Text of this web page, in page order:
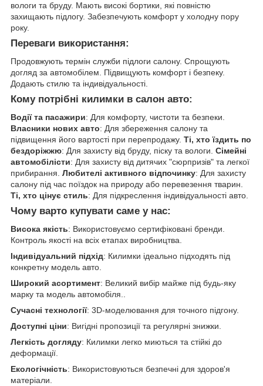
вологи та бруду. Мають високі бортики, які повністю
захищають підлогу. Забезпечують комфорт у холодну пору
року.
Переваги використання:
Продовжують термін служби підлоги салону. Спрощують
догляд за автомобілем. Підвищують комфорт і безпеку.
Додають стилю та індивідуальності.
Кому потрібні килимки в салон авто:
Водії та пасажири: Для комфорту, чистоти та безпеки.
Власники нових авто: Для збереження салону та
підвищення його вартості при перепродажу. Ті, хто їздить по
бездоріжжю: Для захисту від бруду, піску та вологи. Сімейні
автомобілісти: Для захисту від дитячих "сюрпризів" та легкої
прибирання. Любителі активного відпочинку: Для захисту
салону під час поїздок на природу або перевезення тварин.
Ті, хто цінує стиль: Для підкреслення індивідуальності авто.
Чому варто купувати саме у нас:
Висока якість: Використовуємо сертифіковані бренди.
Контроль якості на всіх етапах виробництва.
Індивідуальний підхід: Килимки ідеально підходять під
конкретну модель авто.
Широкий асортимент: Великий вибір майже під будь-яку
марку та модель автомобіля..
Сучасні технології: 3D-моделювання для точного підгону.
Доступні ціни: Вигідні пропозиції та регулярні знижки.
Легкість догляду: Килимки легко миються та стійкі до
деформації.
Екологічність: Використовуються безпечні для здоров'я
матеріали.